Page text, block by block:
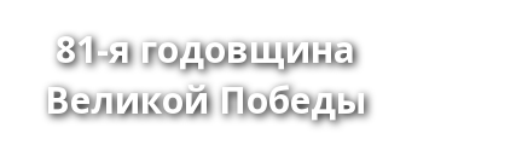
81-я годовщина
Великой Победы